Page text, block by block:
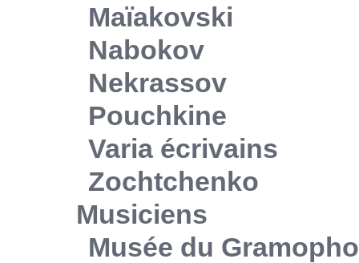
Maïakovski
Nabokov
Nekrassov
Pouchkine
Varia écrivains
Zochtchenko
Musiciens
Musée du